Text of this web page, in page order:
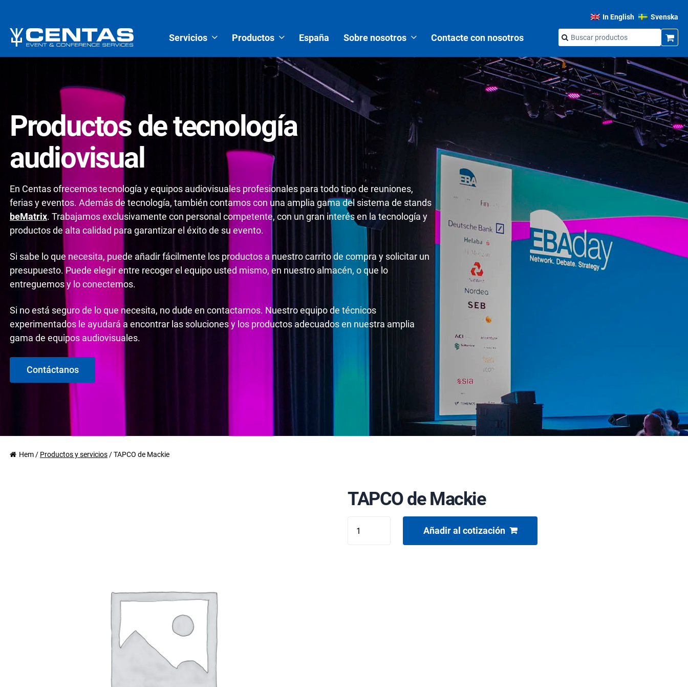
In English Svenska
Servicios Productos España Sobre nosotros Contacte con nosotros
Productos de tecnología
audiovisual
En Centas ofrecemos tecnología y equipos audiovisuales profesionales para todo tipo de reuniones,
ferias y eventos. Además de tecnología, también contamos con una amplia gama del sistema de stands
beMatrix. Trabajamos exclusivamente con personal competente, con un gran interés en la tecnología y
productos de alta calidad para garantizar el éxito de su evento.
Si sabe lo que necesita, puede añadir fácilmente los productos a nuestro carrito de compra y solicitar un
presupuesto. Puede elegir entre recoger el equipo usted mismo, en nuestro almacén, o que lo
entreguemos y lo conectemos.
Si no está seguro de lo que necesita, no dude en contactarnos. Nuestro equipo de técnicos
experimentados le ayudará a encontrar las soluciones y los productos adecuados en nuestra amplia
gama de equipos audiovisuales.
Contáctanos
Hem / Productos y servicios /TAPCO de Mackie
TAPCO de Mackie
Añadir al cotización